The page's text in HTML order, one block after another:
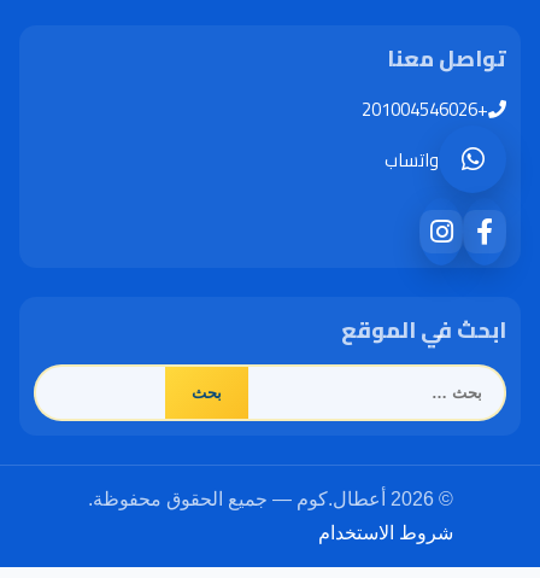
تواصل معنا
واتساب
ابحث في الموقع
البحث
شروط الاستخدام